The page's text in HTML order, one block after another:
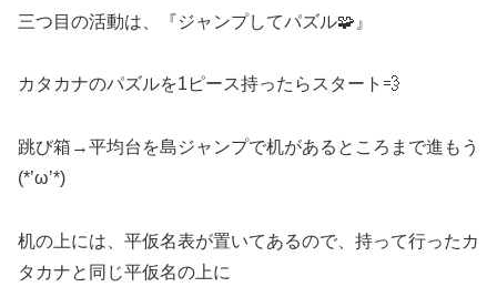
三つ目の活動は、『ジャンプしてパズル🧩』
カタカナのパズルを1ピース持ったらスタート💨
跳び箱→平均台を島ジャンプで机があるところまで進もう
(*’ω’*)
机の上には、平仮名表が置いてあるので、持って行ったカ
タカナと同じ平仮名の上に